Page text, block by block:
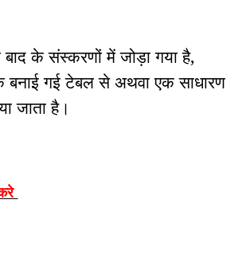
के संस्करणों में जोड़ा गया है,
गई टेबल से अथवा एक साधारण
जाता है।